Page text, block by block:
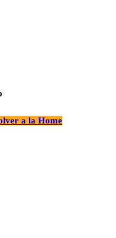
a la Home